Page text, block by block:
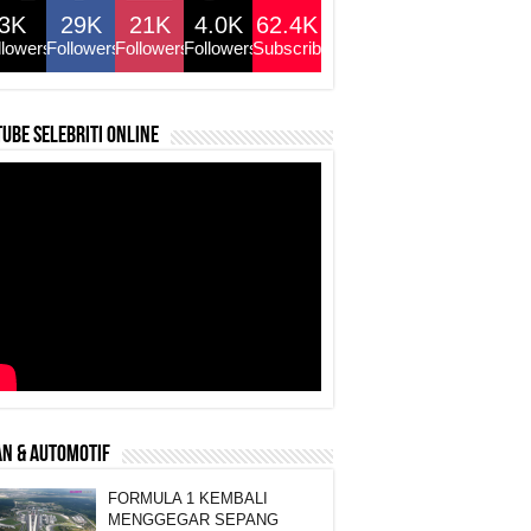
29K
Followers
21K
Followers
4.0K
Followers
62.4K
Subscribers
selebriti online
& AUTOMOTIF
FORMULA 1 KEMBALI
MENGGEGAR SEPANG